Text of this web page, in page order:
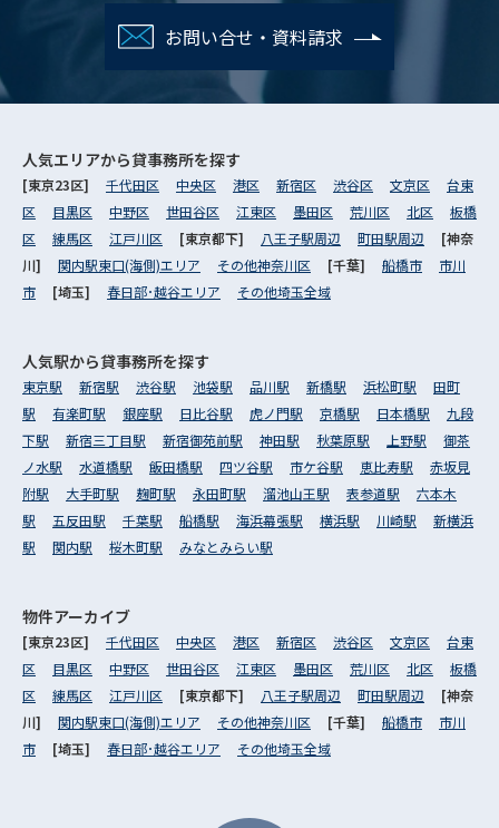
お問い合せ・資料請求
人気エリアから貸事務所を探す
[東京23区] 千代田区 中央区 港区 新宿区 渋谷区 文京区
台東
区
目黒区 中野区 世田谷区 江東区 墨田区 荒川区 北区
板橋
区
練馬区 江戸川区 [東京都下] 八王子駅周辺 町田駅周辺
[神奈
川] 関内駅東口(海側)エリア その他神奈川区 [千葉] 船橋市
市川
市
[埼玉] 春日部･越谷エリア その他埼玉全域
人気駅から貸事務所を探す
東京駅 新宿駅 渋谷駅 池袋駅 品川駅 新橋駅 浜松町駅
田町
駅
有楽町駅 銀座駅 日比谷駅 虎ノ門駅 京橋駅 日本橋駅
九段
下駅
新宿三丁目駅 新宿御苑前駅 神田駅 秋葉原駅 上野駅
御茶
ノ水駅
水道橋駅 飯田橋駅 四ツ谷駅 市ケ谷駅 恵比寿駅
赤坂見
附駅
大手町駅 麹町駅 永田町駅 溜池山王駅 表参道駅
六本木
駅
五反田駅 千葉駅 船橋駅 海浜幕張駅 横浜駅 川崎駅
新横浜
駅
関内駅 桜木町駅 みなとみらい駅
物件アーカイブ
[東京23区] 千代田区 中央区 港区 新宿区 渋谷区 文京区
台東
区
目黒区 中野区 世田谷区 江東区 墨田区 荒川区 北区
板橋
区
練馬区 江戸川区 [東京都下] 八王子駅周辺 町田駅周辺
[神奈
川] 関内駅東口(海側)エリア その他神奈川区 [千葉] 船橋市
市川
市
[埼玉] 春日部･越谷エリア その他埼玉全域